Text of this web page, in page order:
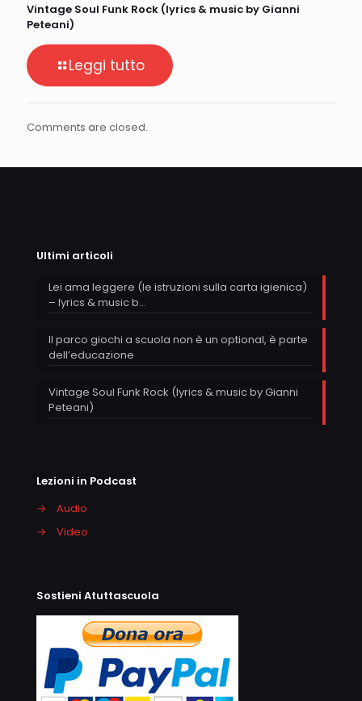
Vintage Soul Funk Rock (lyrics & music by Gianni
Peteani)
Leggi tutto
Comments are closed.
Ultimi articoli
Lei ama leggere (le istruzioni sulla carta igienica)
– lyrics & music b…
Il parco giochi a scuola non è un optional, è parte
dell’educazione
Vintage Soul Funk Rock (lyrics & music by Gianni
Peteani)
Lezioni in Podcast
→
Audio
→
Video
Sostieni Atuttascuola